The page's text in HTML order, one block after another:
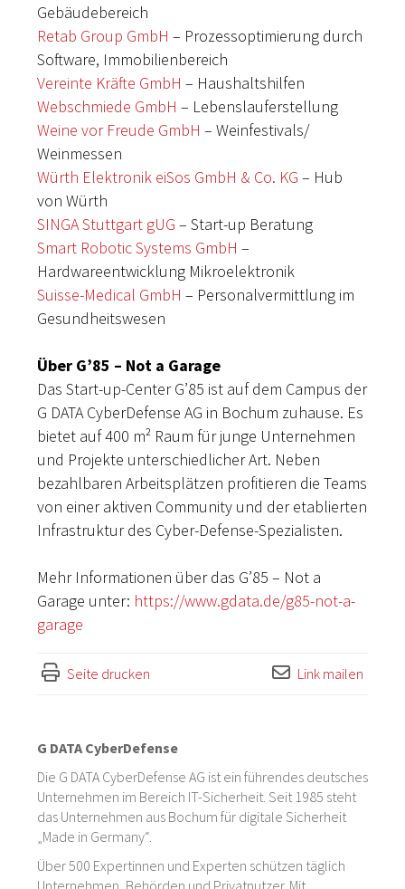
Gebäudebereich
Retab Group GmbH – Prozessoptimierung durch
Software, Immobilienbereich
Vereinte Kräfte GmbH – Haushaltshilfen
Webschmiede GmbH – Lebenslauferstellung
Weine vor Freude GmbH – Weinfestivals/
Weinmessen
Würth Elektronik eiSos GmbH & Co. KG – Hub
von Würth
SINGA Stuttgart gUG – Start-up Beratung
Smart Robotic Systems GmbH –
Hardwareentwicklung Mikroelektronik
Suisse-Medical GmbH – Personalvermittlung im
Gesundheitswesen
Über G’85 – Not a Garage
Das Start-up-Center G’85 ist auf dem Campus der
G DATA CyberDefense AG in Bochum zuhause. Es
bietet auf 400 m² Raum für junge Unternehmen
und Projekte unterschiedlicher Art. Neben
bezahlbaren Arbeitsplätzen profitieren die Teams
von einer aktiven Community und der etablierten
Infrastruktur des Cyber-Defense-Spezialisten.
Mehr Informationen über das G’85 – Not a
Garage unter: https://www.gdata.de/g85-not-a-
garage
Seite drucken Link mailen
G DATA CyberDefense
Die G DATA CyberDefense AG ist ein führendes deutsches
Unternehmen im Bereich IT-Sicherheit. Seit 1985 steht
das Unternehmen aus Bochum für digitale Sicherheit
„Made in Germany“.
Über 500 Expertinnen und Experten schützen täglich
Unternehmen, Behörden und Privatnutzer. Mit